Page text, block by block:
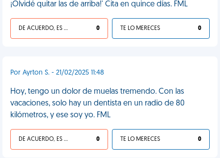
¡Olvidé quitar las de arriba!' Cita en quince días. FML
DE ACUERDO, ES UNA VIDA HP 0 TE LO MERECES 0
Por Ayrton S. - 21/02/2025 11:48
Hoy, tengo un dolor de muelas tremendo. Con las
vacaciones, solo hay un dentista en un radio de 80
kilómetros, y ese soy yo. FML
DE ACUERDO, ES UNA VIDA HP 0 TE LO MERECES 0